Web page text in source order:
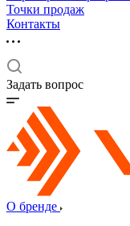
Точки продаж
Контакты
Задать вопрос
О бренде